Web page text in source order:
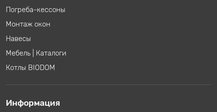
Погреба-кессоны
Монтаж окон
Навесы
Мебель
Каталоги
Котлы BIODOM
Информация